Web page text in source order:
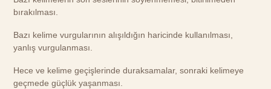
bırakılması.
Bazı kelime vurgularının alışıldığın haricinde kullanılması,
yanlış vurgulanması.
Hece ve kelime geçişlerinde duraksamalar, sonraki kelimeye
geçmede güçlük yaşanması.